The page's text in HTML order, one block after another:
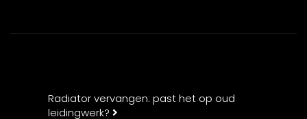
Radiator vervangen: past het op oud
leidingwerk?